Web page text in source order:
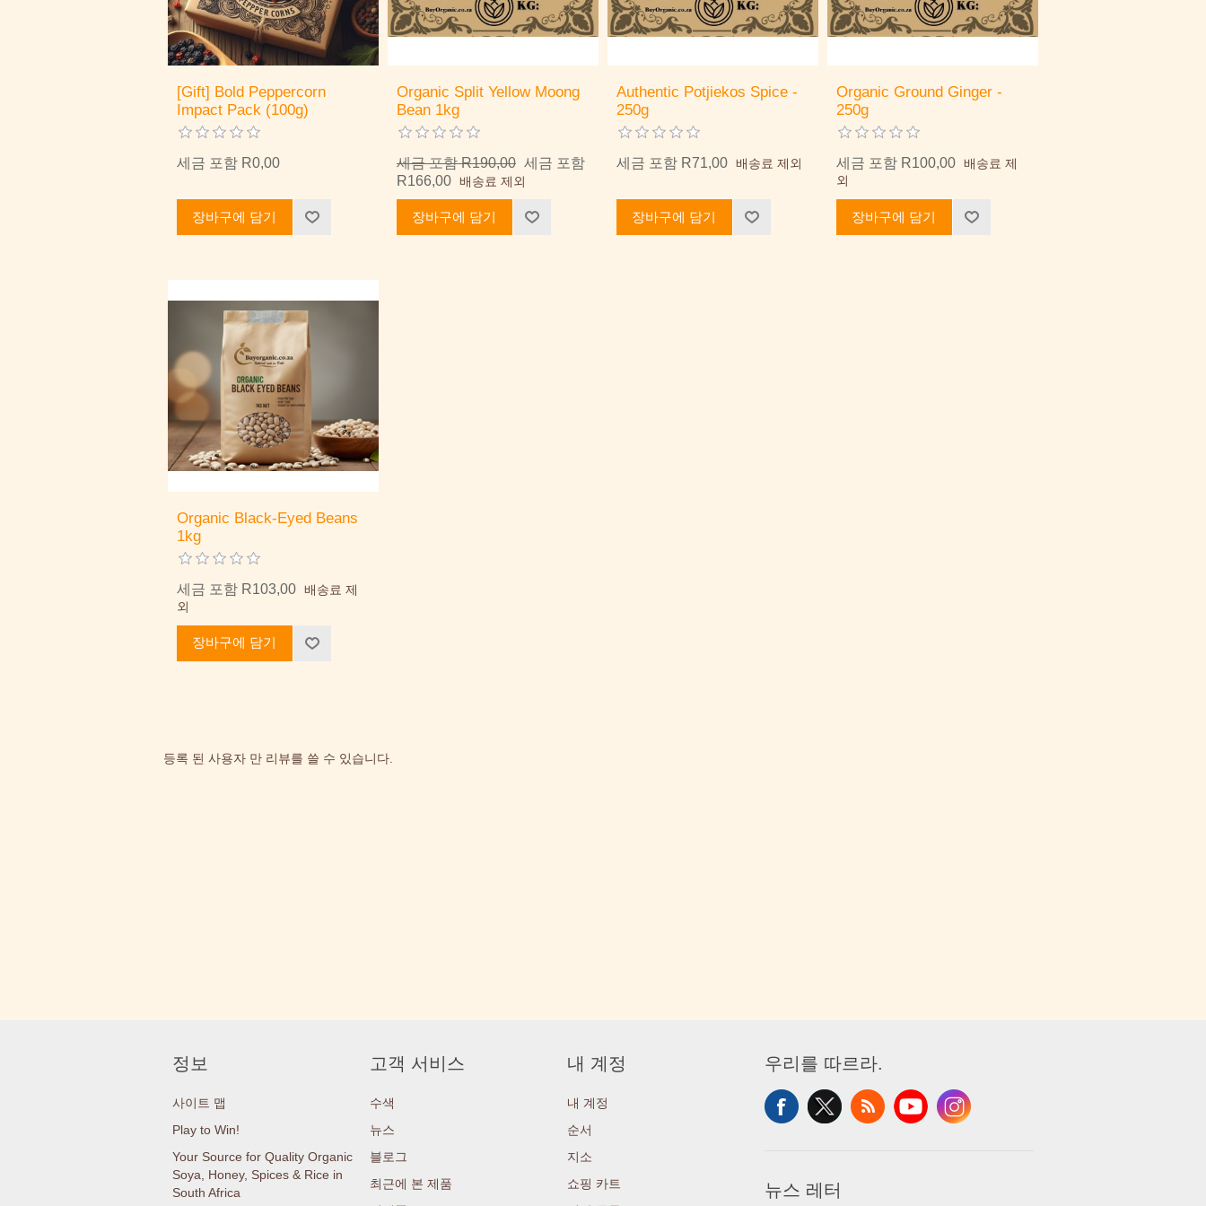
[Gift] Bold Peppercorn
Impact Pack (100g)
세금 포함 R0,00
장바구에 담기
Organic Split Yellow Moong
Bean 1kg
세금 포함 R190,00 세금 포함
R166,00 배송료 제외
장바구에 담기
Authentic Potjiekos Spice -
250g
세금 포함 R71,00 배송료 제외
장바구에 담기
Organic Ground Ginger -
250g
세금 포함 R100,00 배송료 제
외
장바구에 담기
Organic Black-Eyed Beans
1kg
세금 포함 R103,00 배송료 제
외
장바구에 담기
등록 된 사용자 만 리뷰를 쓸 수 있습니다.
정보
사이트 맵
Play to Win!
Your Source for Quality Organic
Soya, Honey, Spices & Rice in
South Africa
고객 서비스
수색
뉴스
블로그
최근에 본 제품
내 계정
내 계정
순서
지소
쇼핑 카트
우리를 따르라.
뉴스 레터